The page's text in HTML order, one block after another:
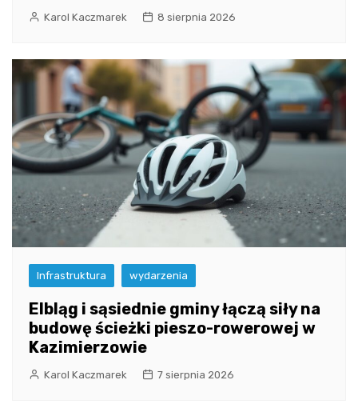
Karol Kaczmarek 8 sierpnia 2026
Infrastruktura wydarzenia
Elbląg i sąsiednie gminy łączą siły na
budowę ścieżki pieszo-rowerowej w
Kazimierzowie
Karol Kaczmarek 7 sierpnia 2026